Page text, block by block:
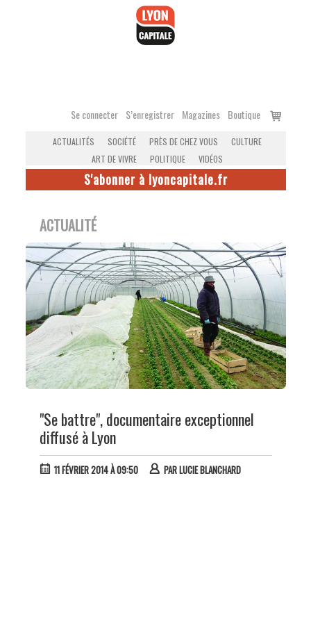
Se connecter S’enregistrer Magazines Boutique
Voir
ACTUALITÉS SOCIÉTÉ PRÈS DE CHEZ VOUS
CULTURE
ART DE VIVRE
POLITIQUE VIDÉOS
S'abonner à lyoncapitale.fr
ACTUALITÉ
"Se battre", documentaire exceptionnel
diffusé à Lyon
11 FÉVRIER 2014 À 09:50 PARLUCIE BLANCHARD